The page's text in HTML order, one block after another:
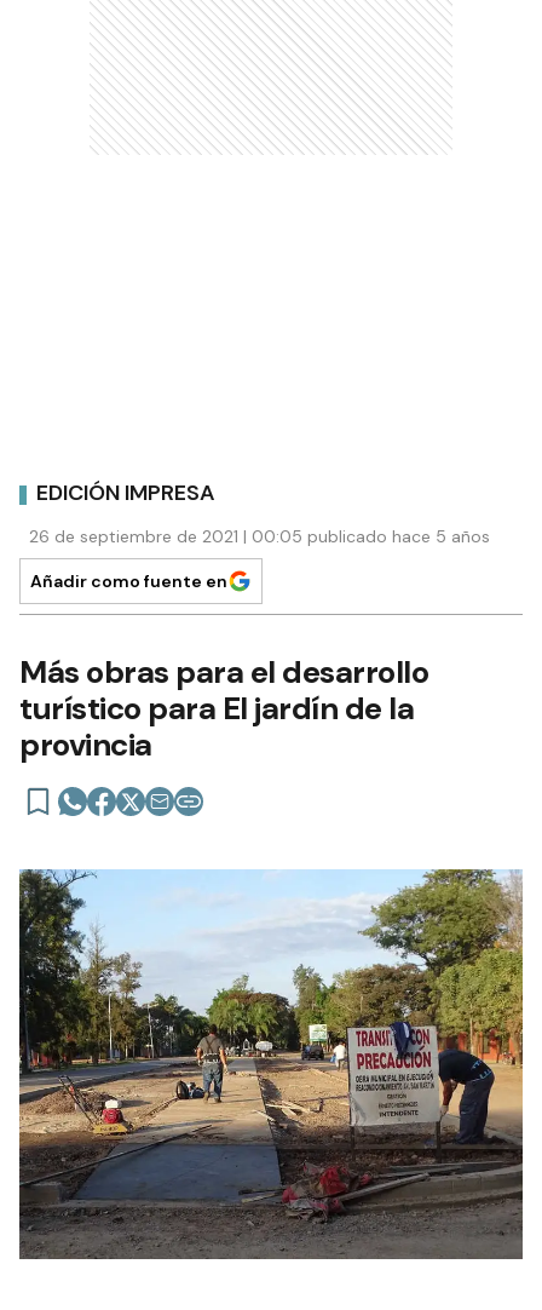
EDICIÓN IMPRESA
26 de septiembre de 2021 | 00:05 publicado hace 5 años
Añadir como fuente en
Más obras para el desarrollo
turístico para El jardín de la
provincia